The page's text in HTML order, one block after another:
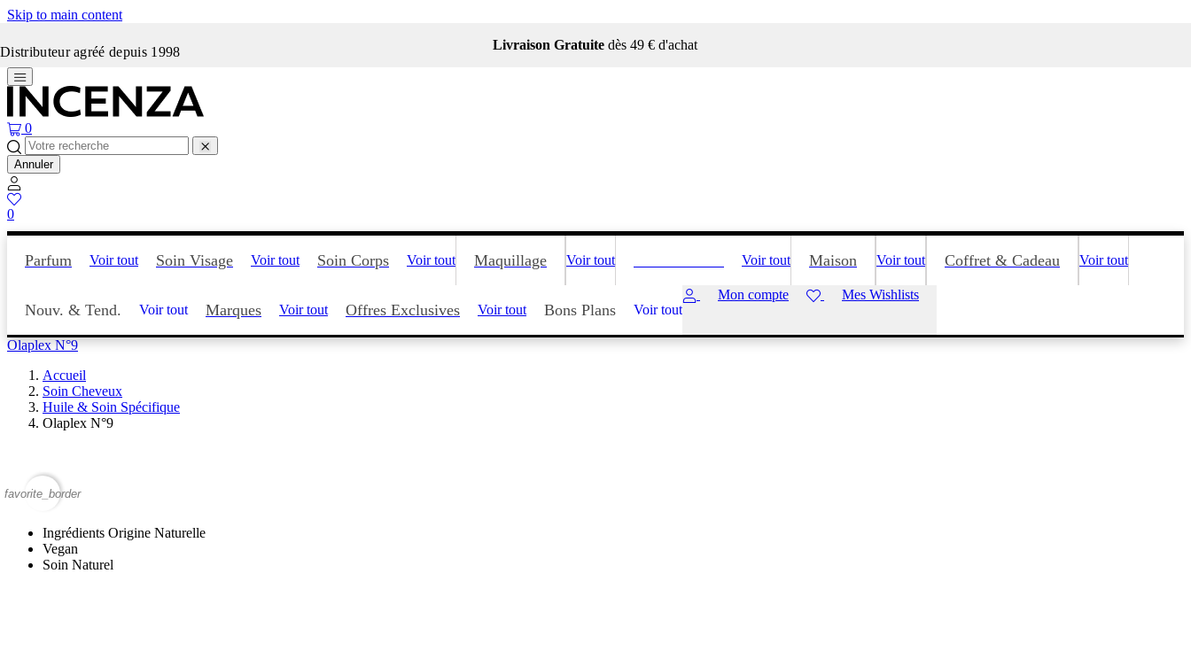
Skip to main content
Distributeur agréé depuis 1998Incenza fait peau neuve Livraison Gratuitedès 49 € d'achat
0
Annuler
0
Parfum Voir tout Soin Visage Voir tout Soin Corps Voir tout Maquillage Voir tout Voir tout Maison Voir tout Coffret & Cadeau Voir tout
Nouv. & Tend. Voir tout Marques Voir tout Offres Exclusives Voir tout Bons Plans Voir tout
Mon compte Mes Wishlists
Olaplex N°9
Accueil
Soin Cheveux
Huile & Soin Spécifique
Olaplex N°9
favorite_border
Ingrédients Origine Naturelle
Vegan
Soin Naturel